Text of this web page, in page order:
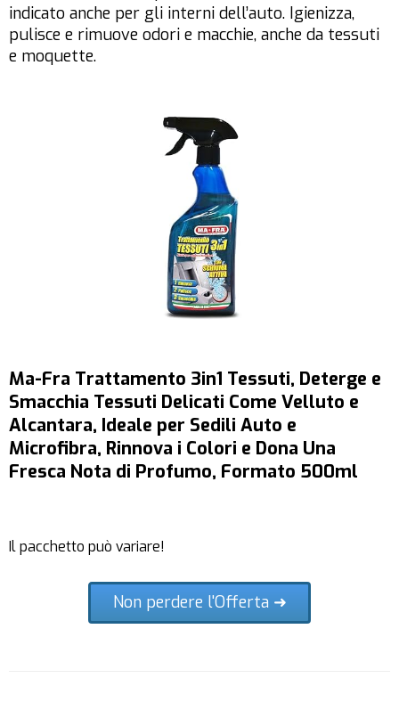
indicato anche per gli interni dell’auto. Igienizza,
pulisce e rimuove odori e macchie, anche da tessuti
e moquette.
Ma-Fra Trattamento 3in1 Tessuti, Deterge e
Smacchia Tessuti Delicati Come Velluto e
Alcantara, Ideale per Sedili Auto e
Microfibra, Rinnova i Colori e Dona Una
Fresca Nota di Profumo, Formato 500ml
Il pacchetto può variare!
Non perdere l'Offerta ➜